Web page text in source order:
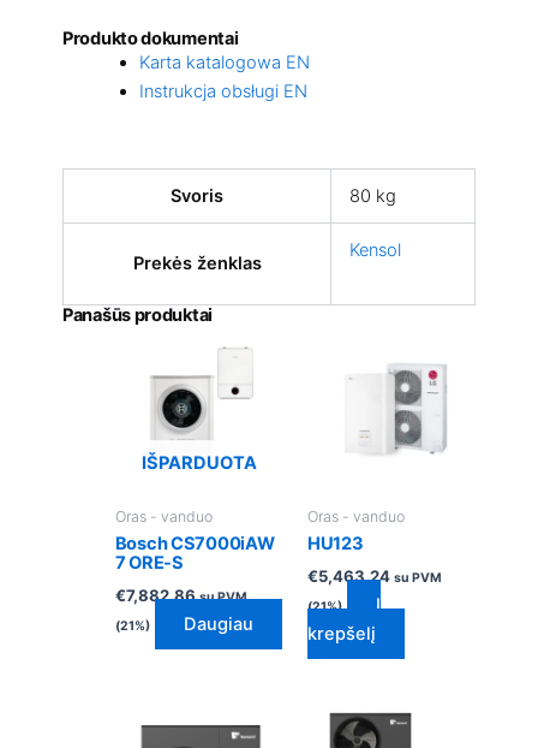
Produkto dokumentai
Karta katalogowa EN
Instrukcja obsługi EN
Svoris 80 kg
Prekės ženklas
Kensol
Panašūs produktai
IŠPARDUOTA
Oras - vanduo
Bosch CS7000iAW
7 ORE-S
€7,882.86 su PVM
(21%)
Daugiau
Oras - vanduo
HU123
€5,463.24 su PVM
(21%)
Į
krepšelį